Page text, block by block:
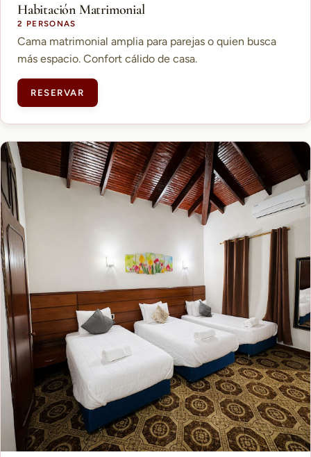
Habitación Matrimonial
2 PERSONAS
Cama matrimonial amplia para parejas o quien busca
más espacio. Confort cálido de casa.
RESERVAR